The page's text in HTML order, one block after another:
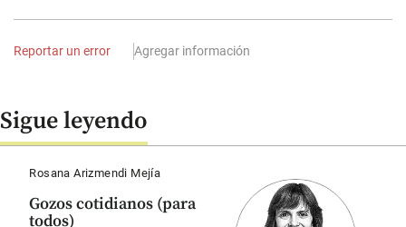
Reportar un error Agregar información
Sigue leyendo
Rosana Arizmendi Mejía
Gozos cotidianos (para
todos)